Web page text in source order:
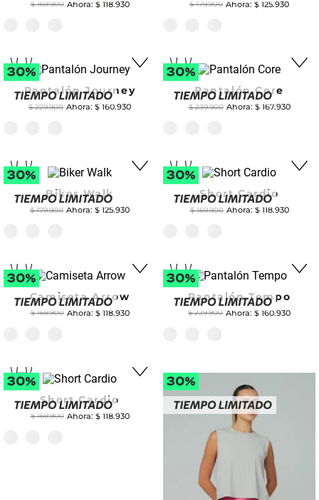
$ 169.900 $ 118.930 $ 179.900 $ 125.930
Pantalón Journey
$ 229.900 $ 160.930
Pantalón Core
$ 239.900 $ 167.930
Biker Walk
$ 179.900 $ 125.930
Short Cardio
$ 169.900 $ 118.930
Camiseta Arrow
$ 169.900 $ 118.930
Pantalón Tempo
$ 229.900 $ 160.930
Short Cardio
$ 169.900 $ 118.930